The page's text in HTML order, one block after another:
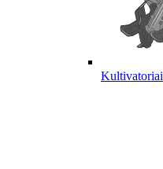
Kultivatoriai